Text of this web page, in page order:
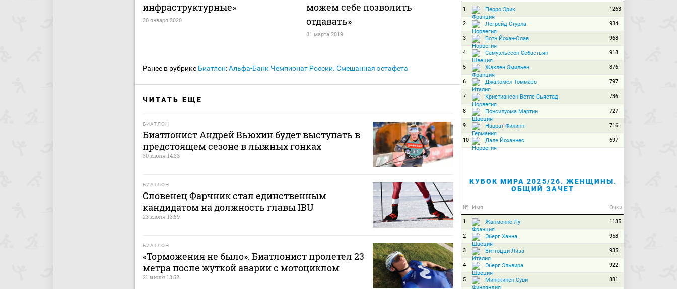
инфраструктурные»
30 января 2020
можем себе позволить
отдавать»
01 марта 2019
Ранее в рубрике Биатлон:Альфа-Банк Чемпионат России. Смешанная эстафета
ЧИТАТЬ ЕЩЕ
БИАТЛОН
Биатлонист Андрей Вьюхин будет выступать в
предстоящем сезоне в лыжных гонках
30 июля 14:33
БИАТЛОН
Словенец Фарчник стал единственным
кандидатом на должность главы IBU
23 июля 13:59
БИАТЛОН
«Торможения не было». Биатлонист пролетел 23
метра после жуткой аварии с мотоциклом
21 июля 13:52
1 Перро Эрик 1263
2 Легрейд Стурла 984
3 Ботн Йохан-Олав 968
4 Самуэльссон Себастьян 918
5 Жаклен Эмильен 876
6 Джакомел Томмазо 797
7 Кристиансен Ветле-Сьястад 736
8 Понсилуома Мартин 727
9 Наврат Филипп 716
10 Дале Йоханнес 697
КУБОК МИРА 2025/26. ЖЕНЩИНЫ.
ОБЩИЙ ЗАЧЕТ
№ Имя Очки
1 Жанмонно Лу 1135
2 Эберг Ханна 958
3 Виттоцци Лиза 935
4 Эберг Эльвира 922
5 Минккинен Суви 881